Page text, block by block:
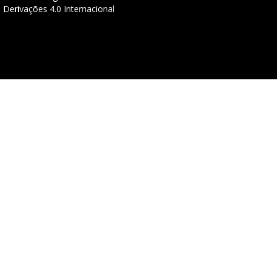
4.0 Internacional